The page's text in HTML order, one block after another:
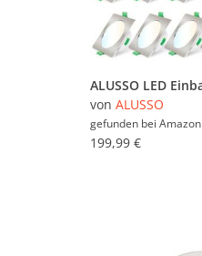
von ALUSSO
gefunden bei Amazon
199,99 €